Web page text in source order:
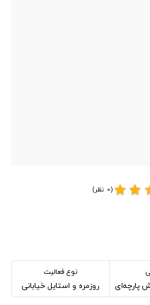
star
star(0 نظر)
نوع فعالیت
روزمره و استایل خیابانی